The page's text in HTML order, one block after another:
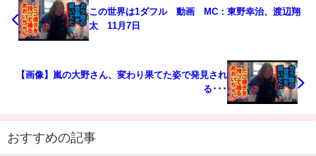
この世界は1ダフル 動画 MC：東野幸治、渡辺翔
太 11月7日
【画像】嵐の大野さん、変わり果てた姿で発見され
る･･･
おすすめの記事